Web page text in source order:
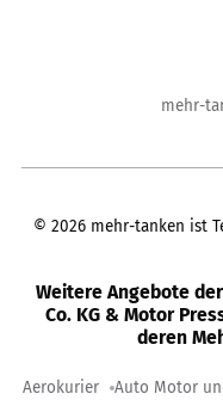
mehr-
© 2026 mehr-tanken ist
Weitere Angebote
Co. KG & Motor
deren
Aerokurier Auto Motor